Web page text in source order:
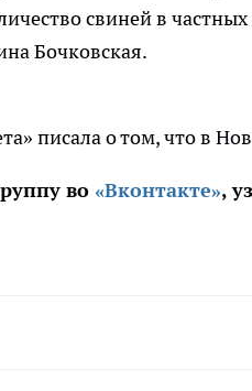
свиней в
Бочковская.
писала о том, что в
во «Вконтакте»,